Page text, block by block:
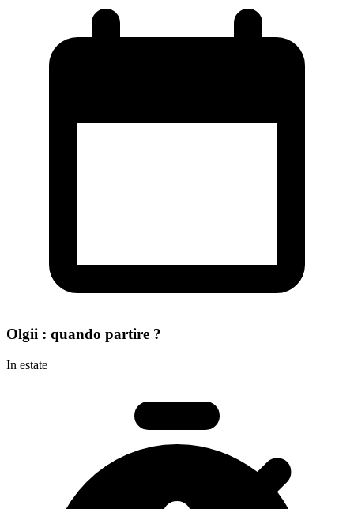
Olgii : quando partire ?
In estate